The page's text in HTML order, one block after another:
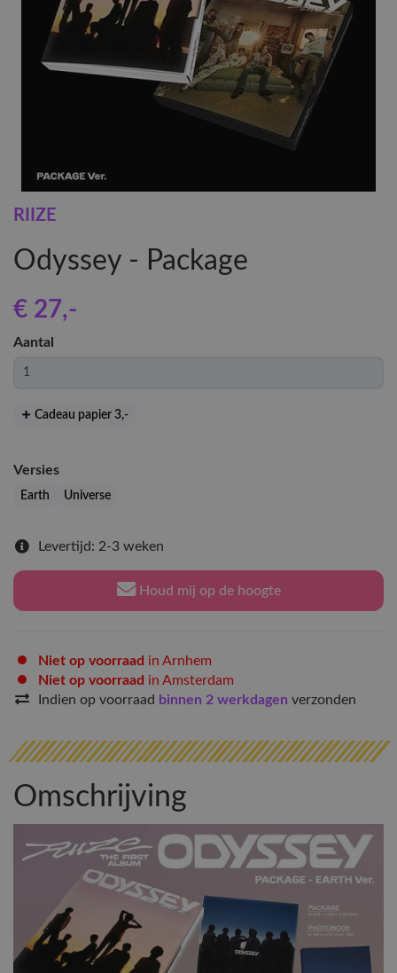
RIIZE
Odyssey - Package
€ 27,-
Aantal
Cadeau papier 3,-
Versies
Earth Universe
Levertijd: 2-3 weken
Houd mij op de hoogte
Niet op voorraad in Arnhem
Niet op voorraad in Amsterdam
Indien op voorraad binnen 2 werkdagen verzonden
Omschrijving